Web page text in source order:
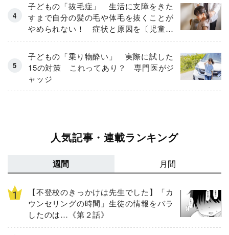
子どもの「抜毛症」 生活に支障をきた
すまで自分の髪の毛や体毛を抜くことが
やめられない！ 症状と原因を〔児童精
神科医が解説〕
子どもの「乗り物酔い」 実際に試した
15の対策 これってあり？ 専門医がジ
ャッジ
人気記事・連載ランキング
週間 月間
【不登校のきっかけは先生でした】「カ
ウンセリングの時間」生徒の情報をバラ
したのは…《第２話》